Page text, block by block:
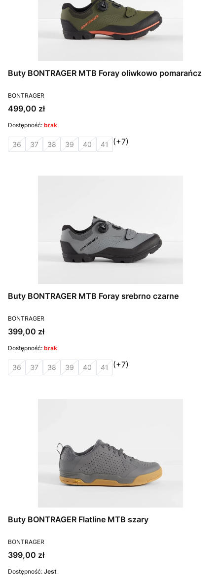
Buty BONTRAGER MTB Foray oliwkowo pomarańcz
PRODUCENT
BONTRAGER
Cena
499,00 zł
Dostępność: brak
36 37 38 39 40 41 (+7)
Buty BONTRAGER MTB Foray srebrno czarne
PRODUCENT
BONTRAGER
Cena
399,00 zł
Dostępność: brak
36 37 38 39 40 41 (+7)
Buty BONTRAGER Flatline MTB szary
PRODUCENT
BONTRAGER
Cena
399,00 zł
Dostępność: Jest